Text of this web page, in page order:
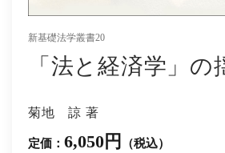
新基礎法学叢書20
「法と経済学」の
菊地 諒 著
定価： 6,050円 （税込）